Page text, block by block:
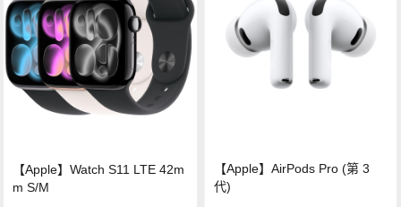
【Apple】Watch S11 LTE 42m
m S/M
【Apple】AirPods Pro (第 3
代)